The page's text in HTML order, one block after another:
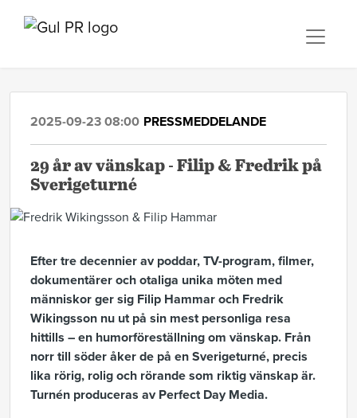
2025-09-23 08:00 PRESSMEDDELANDE
29 år av vänskap - Filip & Fredrik på
Sverigeturné
Efter tre decennier av poddar, TV-program, filmer,
dokumentärer och otaliga unika möten med
människor ger sig Filip Hammar och Fredrik
Wikingsson nu ut på sin mest personliga resa
hittills – en humorföreställning om vänskap. Från
norr till söder åker de på en Sverigeturné, precis
lika rörig, rolig och rörande som riktig vänskap är.
Turnén produceras av Perfect Day Media.